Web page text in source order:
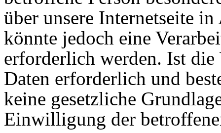
über unsere Internetseite
könnte jedoch eine
erforderlich werden. Ist die
Daten erforderlich und
keine gesetzliche
Einwilligung der